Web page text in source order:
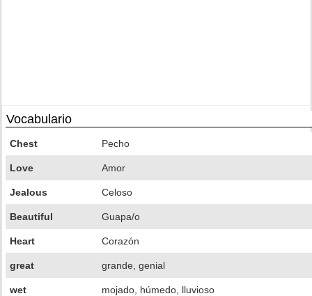
Vocabulario
Chest Pecho
Love Amor
Jealous Celoso
Beautiful Guapa/o
Heart Corazón
great grande, genial
wet mojado, húmedo, lluvioso